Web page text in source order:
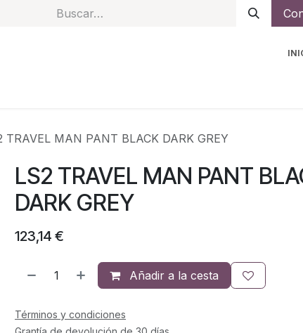
TRAVEL MAN PANT BLACK DARK GREY
LS2 TRAVEL MAN PANT
DARK GREY
123,14 €
Añadir a la cesta
Términos y condiciones